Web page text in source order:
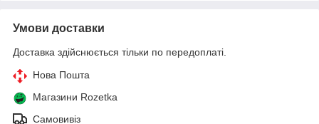
Умови доставки
Доставка здійснюється тільки по передоплаті.
Нова Пошта
Магазини Rozetka
Самовивіз